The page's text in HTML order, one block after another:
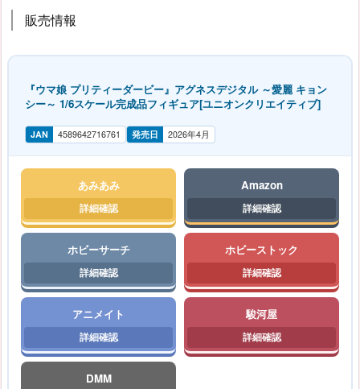
販売情報
『ウマ娘 プリティーダービー』アグネスデジタル ～愛麗 キョン
シー～ 1/6スケール完成品フィギュア[ユニオンクリエイティブ]
JAN 4589642716761 発売日 2026年4月
あみあみ Amazon
ホビーサーチ ホビーストック
アニメイト 駿河屋
DMM